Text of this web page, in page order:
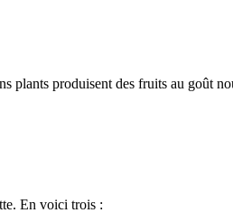
plants produisent des fruits au goût
En voici trois :